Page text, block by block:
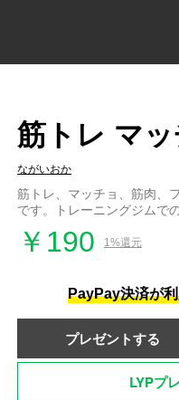
筋トレ マッ
ながいおか
筋トレ、マッチョ、筋肉、
です。トレーニングジムで
￥190 1%還元
PayPay決済が
プレゼントする
LYPプ